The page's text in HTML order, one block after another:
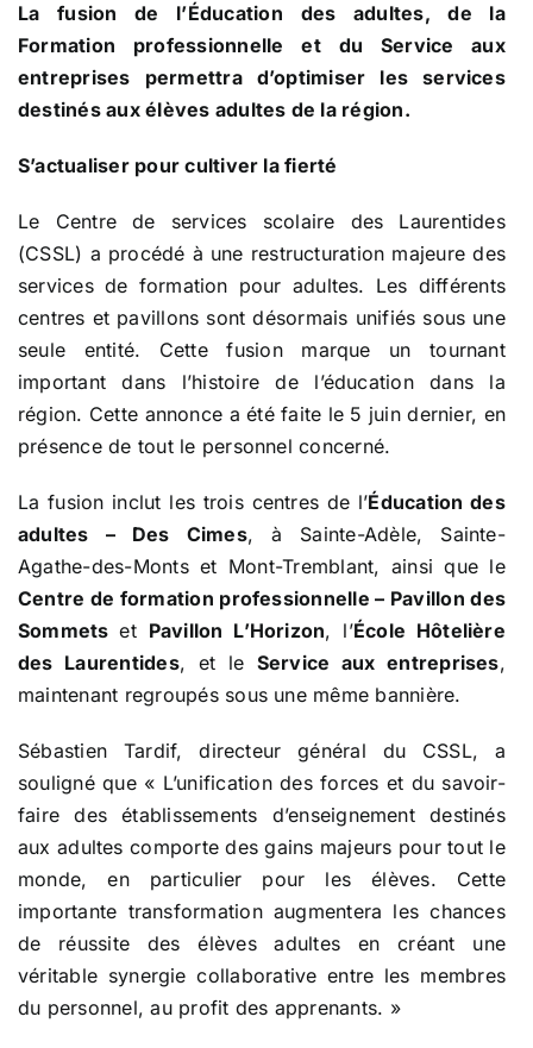
La fusion de l’Éducation des adultes, de la
Formation professionnelle et du Service aux
entreprises permettra d’optimiser les services
destinés aux élèves adultes de la région.
S’actualiser pour cultiver la fierté
Le Centre de services scolaire des Laurentides
(CSSL) a procédé à une restructuration majeure des
services de formation pour adultes. Les différents
centres et pavillons sont désormais unifiés sous une
seule entité. Cette fusion marque un tournant
important dans l’histoire de l’éducation dans la
région. Cette annonce a été faite le 5 juin dernier, en
présence de tout le personnel concerné.
La fusion inclut les trois centres de l’Éducation des
adultes – Des Cimes, à Sainte-Adèle, Sainte-
Agathe-des-Monts et Mont-Tremblant, ainsi que le
Centre de formation professionnelle – Pavillon des
Sommetset Pavillon L’Horizon, l’École Hôtelière
des Laurentides, et le Service aux entreprises,
maintenant regroupés sous une même bannière.
Sébastien Tardif, directeur général du CSSL, a
souligné que « L’unification des forces et du savoir-
faire des établissements d’enseignement destinés
aux adultes comporte des gains majeurs pour tout le
monde, en particulier pour les élèves. Cette
importante transformation augmentera les chances
de réussite des élèves adultes en créant une
véritable synergie collaborative entre les membres
du personnel, au profit des apprenants. »